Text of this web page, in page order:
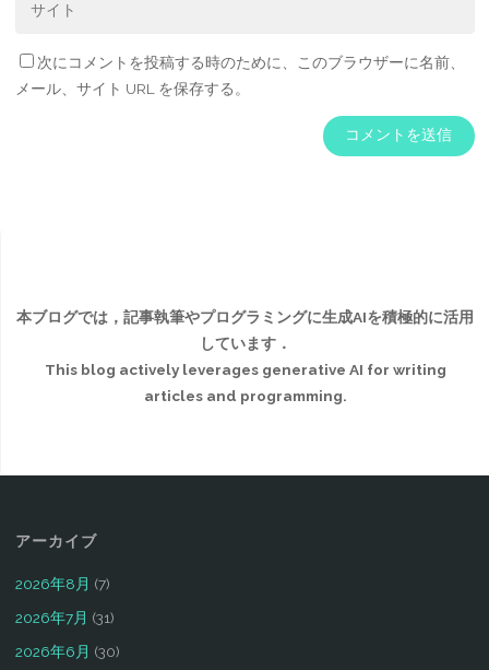
次にコメントを投稿する時のために、このブラウザーに名前、
メール、サイト URL を保存する。
本ブログでは，記事執筆やプログラミングに生成AIを積極的に活用
しています．
This blog actively leverages generative AI for writing
articles and programming.
アーカイブ
2026年8月 (7)
2026年7月 (31)
2026年6月 (30)